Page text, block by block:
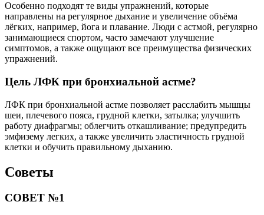
Особенно подходят те виды упражнений, которые
направлены на регулярное дыхание и увеличение объёма
лёгких, например, йога и плавание. Люди с астмой, регулярно
занимающиеся спортом, часто замечают улучшение
симптомов, а также ощущают все преимущества физических
упражнений.
Цель ЛФК при бронхиальной астме?
ЛФК при бронхиальной астме позволяет расслабить мышцы
шеи, плечевого пояса, грудной клетки, затылка; улучшить
работу диафрагмы; облегчить откашливание; предупредить
эмфизему легких, а также увеличить эластичность грудной
клетки и обучить правильному дыханию.
Советы
СОВЕТ №1